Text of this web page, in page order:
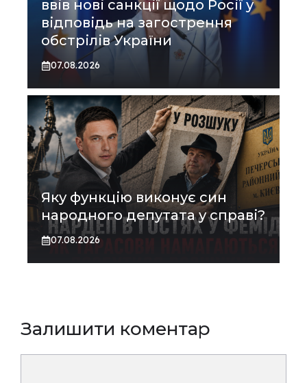
ввів нові санкції щодо Росії у
відповідь на загострення
обстрілів України
07.08.2026
Яку функцію виконує син
народного депутата у справі?
07.08.2026
Залишити коментар